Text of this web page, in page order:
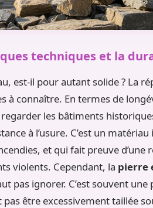
techniques et la
est-il pour autant solide ? La
à connaître. En termes de
les bâtiments
à l’usure. C’est un
et qui fait preuve d’une
violents. Cependant, la pierre
pas ignorer. C’est souvent
pas être excessivement taillée